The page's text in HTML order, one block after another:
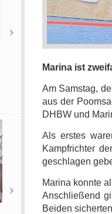
Marina ist
Am Samstag,
aus der
DHBW und
Als erstes
Kampfrichter
geschlagen
Marina konnte
Anschließend
Beiden